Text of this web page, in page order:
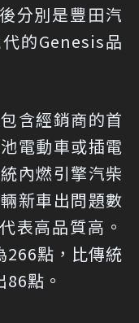
分別是豐田汽
的Genesis品
含經銷商的首
電動車或插電
內燃引擎汽柴
新車出問題數
表高品質高。
266點，比傳統
點。